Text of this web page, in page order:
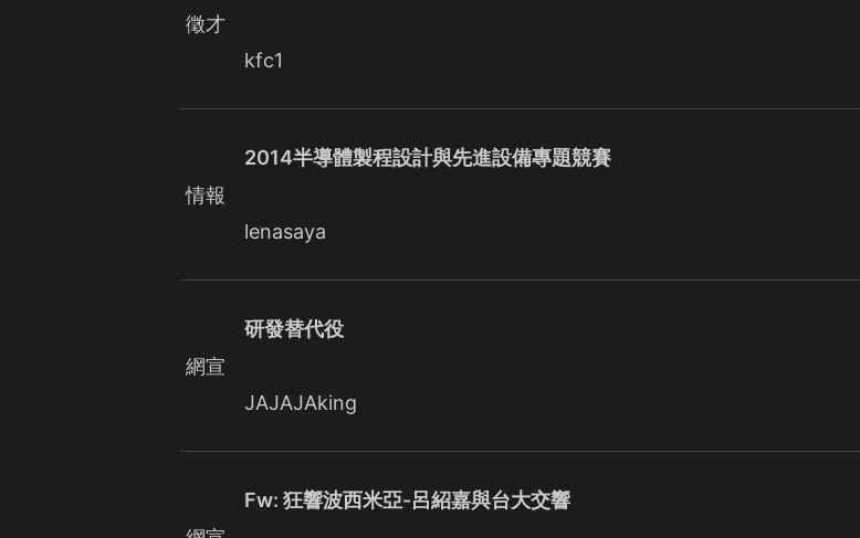
徵才
kfc1
情報
2014半導體製程設計與先進設備專題競賽
lenasaya
網宣
研發替代役
JAJAJAking
Fw: 狂響波西米亞-呂紹嘉與台大交響